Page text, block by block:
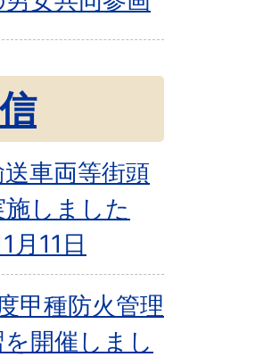
車両等街頭
しました
月11日
甲種防火管理
開催しまし